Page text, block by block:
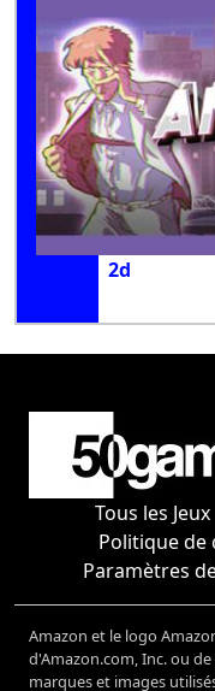
2d
Tous les Jeux
Politique de
Paramètres
Amazon et le logo
d'Amazon.com, Inc. ou
marques et images